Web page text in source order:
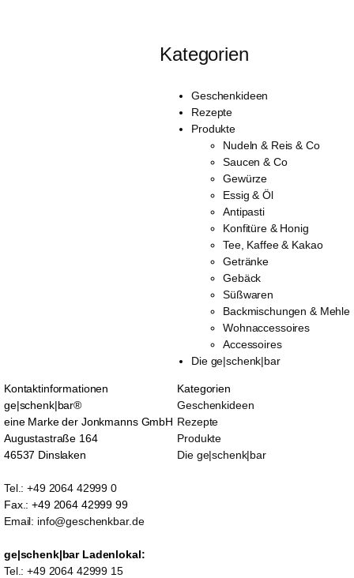
Kategorien
Geschenkideen
Rezepte
Produkte
Nudeln & Reis & Co
Saucen & Co
Gewürze
Essig & Öl
Antipasti
Konfitüre & Honig
Tee, Kaffee & Kakao
Getränke
Gebäck
Süßwaren
Backmischungen & Mehle
Wohnaccessoires
Accessoires
Die ge|schenk|bar
Kontaktinformationen
ge|schenk|bar®
eine Marke der Jonkmanns GmbH
Augustastraße 164
46537 Dinslaken
Tel.: +49 2064 42999 0
Fax.: +49 2064 42999 99
Email: info@geschenkbar.de
ge|schenk|bar Ladenlokal:
Tel.: +49 2064 42999 15
Kategorien
Geschenkideen
Rezepte
Produkte
Die ge|schenk|bar